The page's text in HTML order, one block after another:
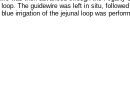
The guidewire was left in situ,
irrigation of the jejunal loop was